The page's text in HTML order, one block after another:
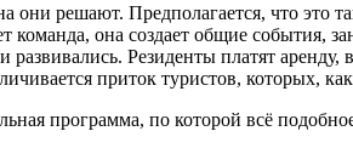
они решают. Предполагается, что
она создает общие события,
Резиденты платят
приток туристов, которых,
программа, по которой всё